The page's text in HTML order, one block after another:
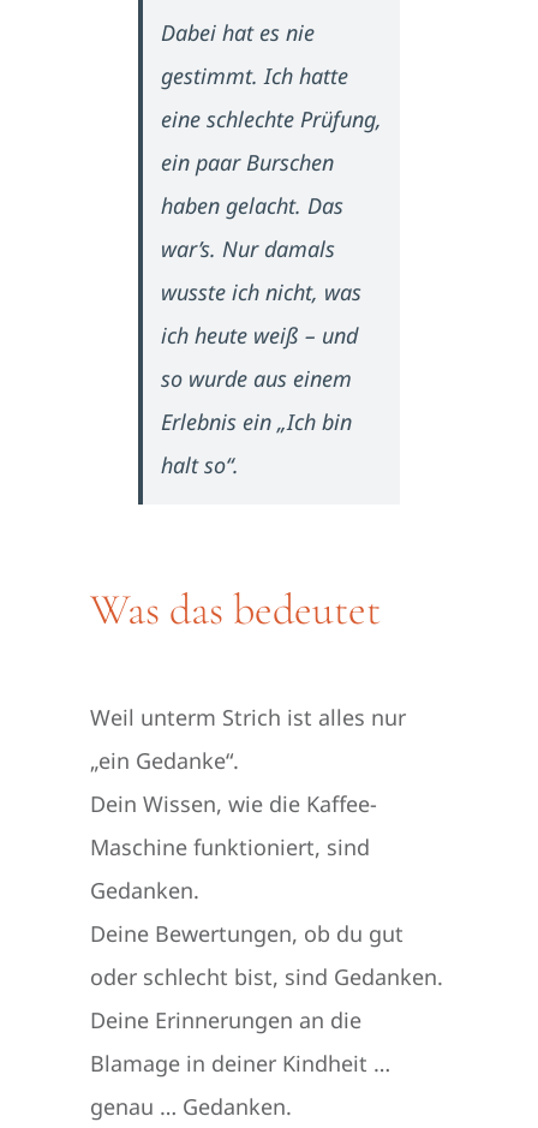
Dabei hat es nie
gestimmt. Ich hatte
eine schlechte Prüfung,
ein paar Burschen
haben gelacht. Das
war’s. Nur damals
wusste ich nicht, was
ich heute weiß – und
so wurde aus einem
Erlebnis ein „Ich bin
halt so“.
Was das bedeutet
Weil unterm Strich ist alles nur
„ein Gedanke“.
Dein Wissen, wie die Kaffee-
Maschine funktioniert, sind
Gedanken.
Deine Bewertungen, ob du gut
oder schlecht bist, sind Gedanken.
Deine Erinnerungen an die
Blamage in deiner Kindheit …
genau … Gedanken.